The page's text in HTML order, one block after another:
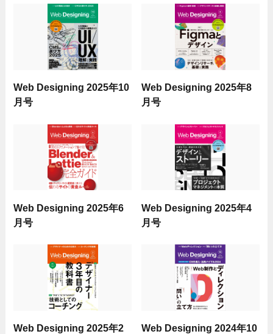
Web Designing 2025年10
月号
Web Designing 2025年8
月号
Web Designing 2025年6
月号
Web Designing 2025年4
月号
Web Designing 2025年2
Web Designing 2024年10